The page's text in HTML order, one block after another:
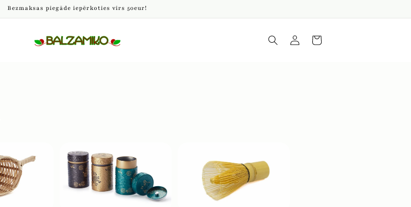
Bezmaksas piegāde iepērkoties virs 50eur!
Piesakieties
grozs